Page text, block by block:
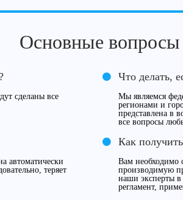
Основные вопросы
сделаны все
Что делать,
Мы являемся
регионами и
представлена в
все вопросы
автоматически
теряет
Как
Вам необходимо
производимую
наши эксперты в
регламент,